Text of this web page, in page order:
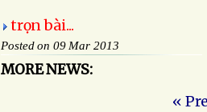
trọn bài...
Posted on 09 Mar 2013
MORE NEWS:
«